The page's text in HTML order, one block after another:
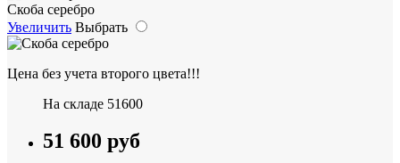
Скоба серебро
Увеличить Выбрать
Цена без учета второго цвета!!!
На складе 51600
51 600 руб